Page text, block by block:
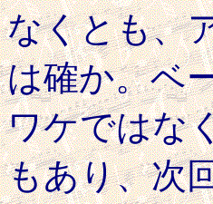
なくとも、
は確か。ベ
ワケではな
もあり、次